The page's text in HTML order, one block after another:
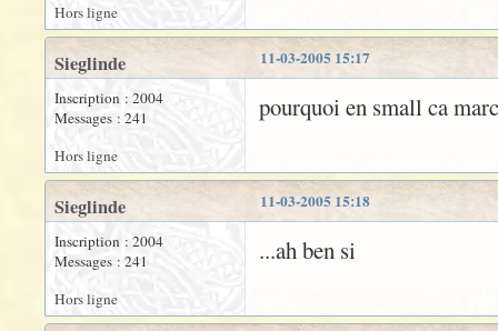
Hors ligne
11-03-2005 15:17
Sieglinde
Inscription : 2004
Messages : 241
pourquoi en small ca
Hors ligne
11-03-2005 15:18
Sieglinde
Inscription : 2004
Messages : 241
...ah ben si
Hors ligne